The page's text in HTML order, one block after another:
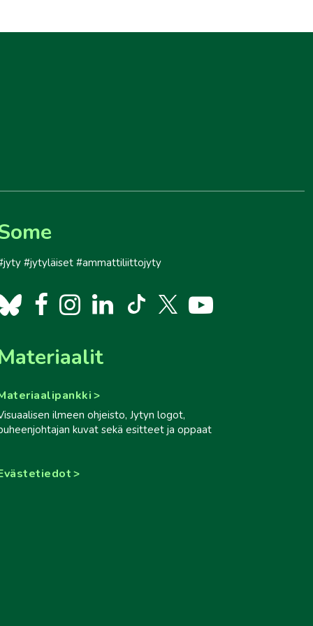
ilmeen ohjeisto, Jytyn logot,
kuvat sekä esitteet ja oppaat
#jytyläiset #ammattiliittojyty